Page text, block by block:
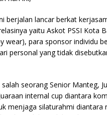
berjalan lancar berkat
yaitu Askot PSSI Kota
wear), para sponsor individu
personal yang tidak
seorang Senior Manteg,
internal cup diantara
menjaga silaturahmi diantara